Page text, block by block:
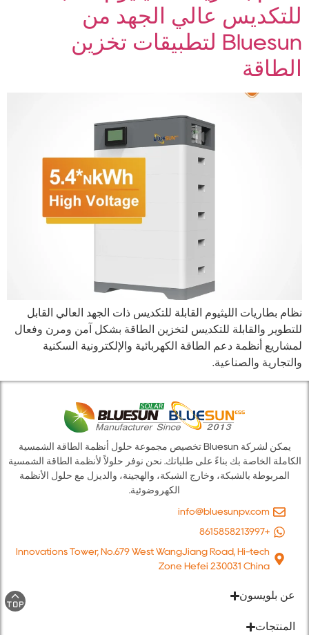
للتكديس عالي الجهد من
Bluesun لتطبيقات تخزين
الطاقة
نظام بطاريات الليثيوم القابلة للتكديس ذات الجهد العالي القابل
للتطوير والقابلة للتكديس لتخزين الطاقة بشكل آمن ومرن وفعال
لمشاريع أنظمة دعم الطاقة الكهربائية والإلكترونية السكنية
والتجارية والصناعية.
يمكن لشركة Bluesun تخصيص مجموعة حلول أنظمة الطاقة الشمسية
الكاملة الخاصة بك بناءً على طلباتك. نحن نوفر حلولاً لأنظمة الطاقة الشمسية
المربوطة بالشبكة، وخارج الشبكة، والهجينة، والديزل مع حلول الأنظمة
الكهروضوئية.
info@bluesunpv.com
+8615858213997
Innovations Tower, No.679 West WangJiang Road, Hi-tech
Zone Hefei 230031 China
عن بلويسون
المنتجات